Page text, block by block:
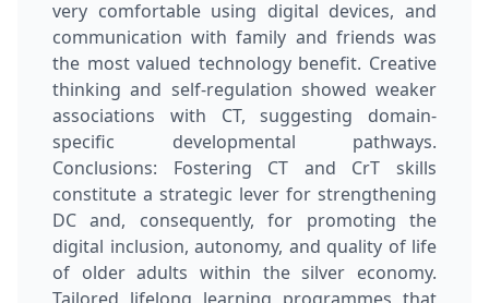
very comfortable using digital devices, and
communication with family and friends was
the most valued technology benefit. Creative
thinking and self-regulation showed weaker
associations with CT, suggesting domain-
specific developmental pathways.
Conclusions: Fostering CT and CrT skills
constitute a strategic lever for strengthening
DC and, consequently, for promoting the
digital inclusion, autonomy, and quality of life
of older adults within the silver economy.